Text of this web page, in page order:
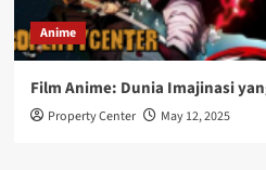
Anime
Film Anime: Dunia Imajinasi
Property Center May 12, 2025